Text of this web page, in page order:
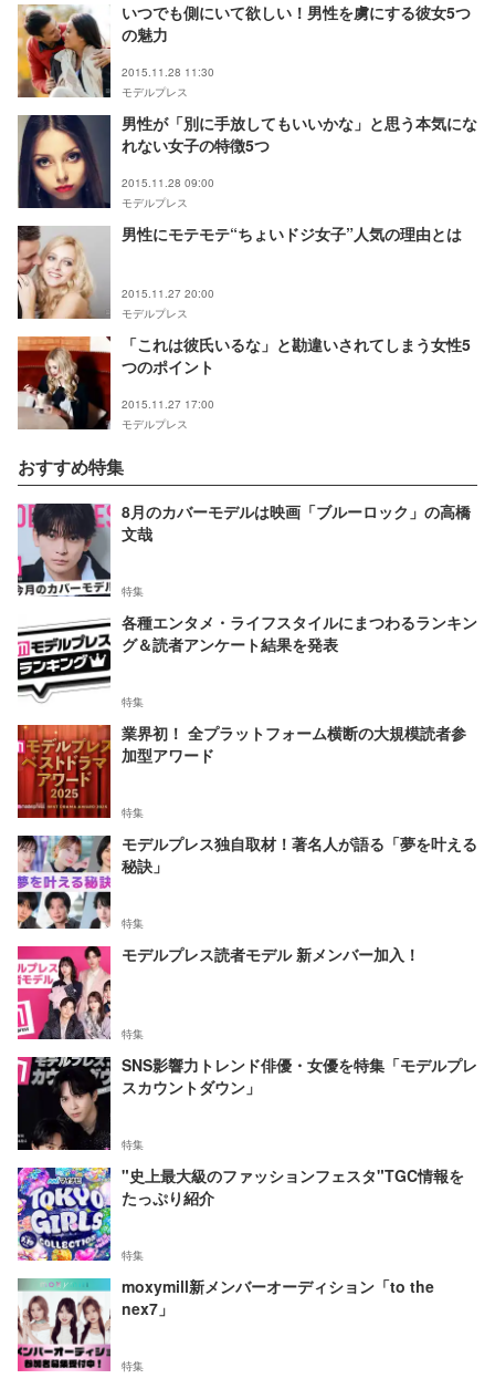
いつでも側にいて欲しい！男性を虜にする彼女5つ
の魅力
2015.11.28 11:30
モデルプレス
男性が「別に手放してもいいかな」と思う本気にな
れない女子の特徴5つ
2015.11.28 09:00
モデルプレス
男性にモテモテ“ちょいドジ女子”人気の理由とは
2015.11.27 20:00
モデルプレス
「これは彼氏いるな」と勘違いされてしまう女性5
つのポイント
2015.11.27 17:00
モデルプレス
おすすめ特集
8月のカバーモデルは映画「ブルーロック」の高橋
文哉
特集
各種エンタメ・ライフスタイルにまつわるランキン
グ＆読者アンケート結果を発表
特集
業界初！ 全プラットフォーム横断の大規模読者参
加型アワード
特集
モデルプレス独自取材！著名人が語る「夢を叶える
秘訣」
特集
モデルプレス読者モデル 新メンバー加入！
特集
SNS影響力トレンド俳優・女優を特集「モデルプレ
スカウントダウン」
特集
"史上最大級のファッションフェスタ"TGC情報を
たっぷり紹介
特集
moxymill新メンバーオーディション「to the
nex7」
特集